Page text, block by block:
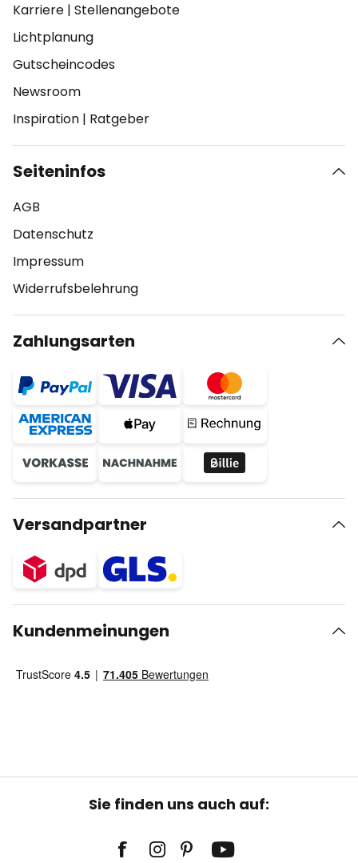
Karriere | Stellenangebote
Lichtplanung
Gutscheincodes
Newsroom
Inspiration | Ratgeber
Seiteninfos
AGB
Datenschutz
Impressum
Widerrufsbelehrung
Zahlungsarten
Versandpartner
Kundenmeinungen
Sie finden uns auch auf: